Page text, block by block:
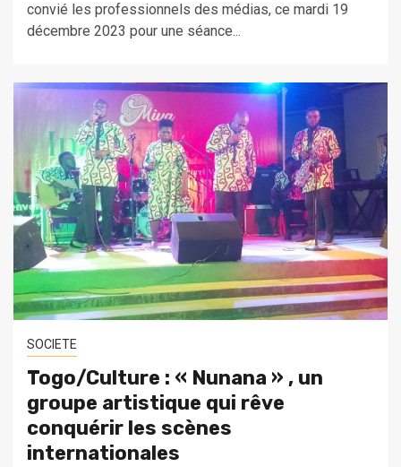
convié les professionnels des médias, ce mardi 19
décembre 2023 pour une séance...
SOCIETE
Togo/Culture : « Nunana » , un
groupe artistique qui rêve
conquérir les scènes
internationales